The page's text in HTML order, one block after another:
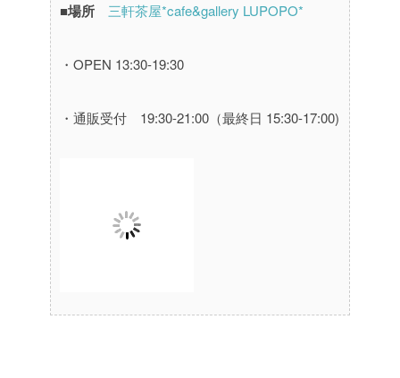
■場所 三軒茶屋*cafe&gallery LUPOPO*
・OPEN 13:30-19:30
・通販受付 19:30-21:00（最終日 15:30-17:00)